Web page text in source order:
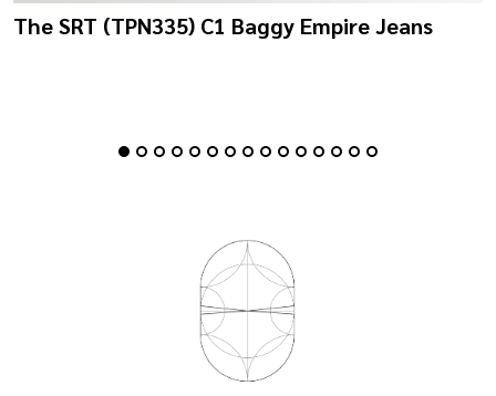
The SRT (TPN335) C1 Baggy Empire Jeans